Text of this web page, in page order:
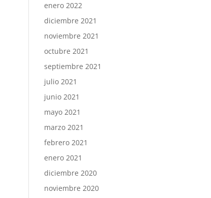
enero 2022
diciembre 2021
noviembre 2021
octubre 2021
septiembre 2021
julio 2021
junio 2021
mayo 2021
marzo 2021
febrero 2021
enero 2021
diciembre 2020
noviembre 2020